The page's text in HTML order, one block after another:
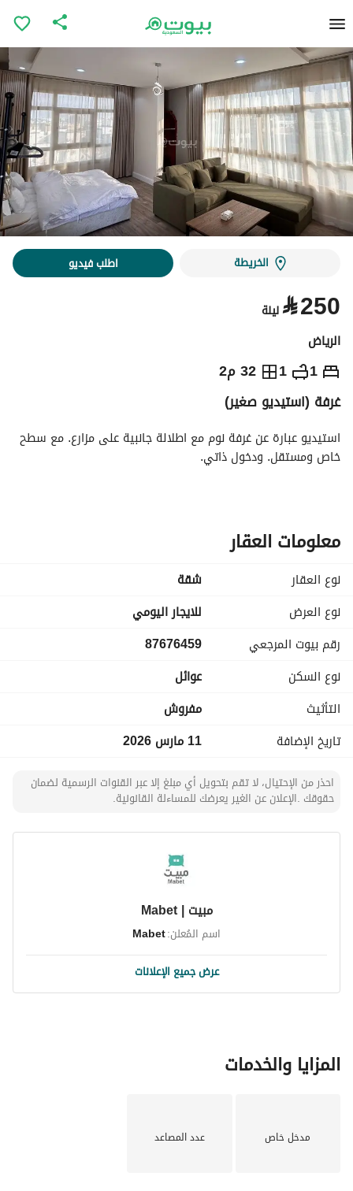
الخريطة اطلب فيديو
⃁250 ليلة
الرياض
1
1 32 م2 ⃁
250 يومياً
السياحة الاماكن القريبة
غرفة (استيديو صغير)
خاص ومستقل. ودخول ذاتي.
معلومات العقار
نوع العقار
شقة
نوع العرض
للايجار اليومي
رقم بيوت المرجعي
87676459
نوع السكن
عوائل
التأثيث
مفروش
تاريخ الإضافة
11 مارس 2026
احذر من الإحتيال، لا تقم بتحويل أي مبلغ إلا عبر القنوات الرسمية لضمان
حقوقك .الإعلان عن الغير يعرضك للمساءلة القانونية.
مبيت | Mabet
اسم المُعلن:Mabet
عرض جميع الإعلانات
المزايا والخدمات
مدخل خاص عدد المصاعد